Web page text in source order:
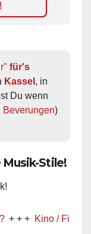
für's
Kassel
Du wenn
Beverungen)
Stile!
Kino / Film + + +